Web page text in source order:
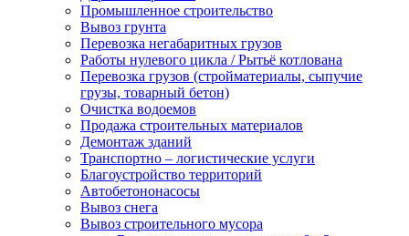
Промышленное строительство
Вывоз грунта
Перевозка негабаритных грузов
Работы нулевого цикла / Рытьё котлована
Перевозка грузов (стройматериалы, сыпучие
грузы, товарный бетон)
Очистка водоемов
Продажа строительных материалов
Демонтаж зданий
Транспортно – логистические услуги
Благоустройство территорий
Автобетононасосы
Вывоз снега
Вывоз строительного мусора